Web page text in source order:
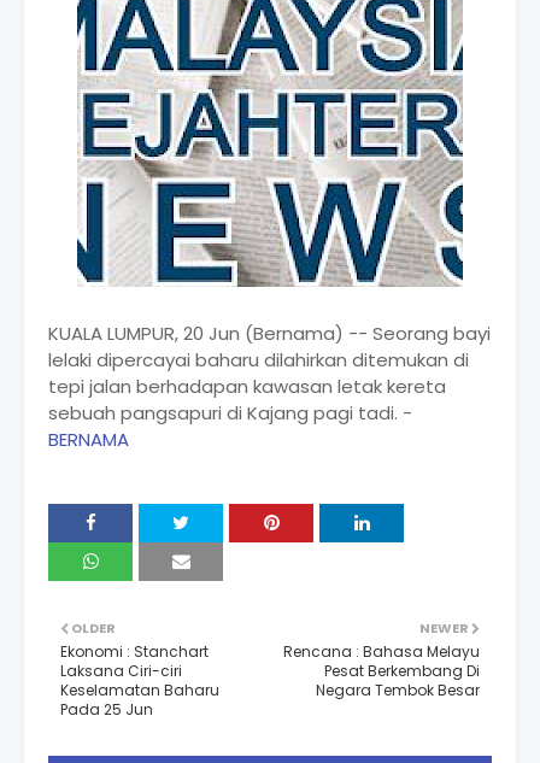
KUALA LUMPUR, 20 Jun (Bernama) -- Seorang bayi
lelaki dipercayai baharu dilahirkan ditemukan di
tepi jalan berhadapan kawasan letak kereta
sebuah pangsapuri di Kajang pagi tadi. -
BERNAMA
NEWER
Rencana : Bahasa Melayu
Pesat Berkembang Di
Negara Tembok Besar
OLDER
Ekonomi : Stanchart
Laksana Ciri-ciri
Keselamatan Baharu
Pada 25 Jun